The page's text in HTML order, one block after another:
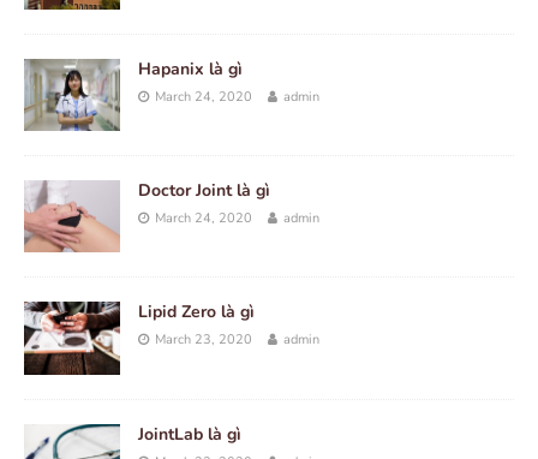
Hapanix là gì
March 24, 2020 admin
Doctor Joint là gì
March 24, 2020 admin
Lipid Zero là gì
March 23, 2020 admin
JointLab là gì